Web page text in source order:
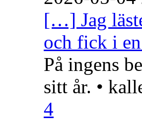
[…] Jag
och fick i
På ingens
sitt år. •
4